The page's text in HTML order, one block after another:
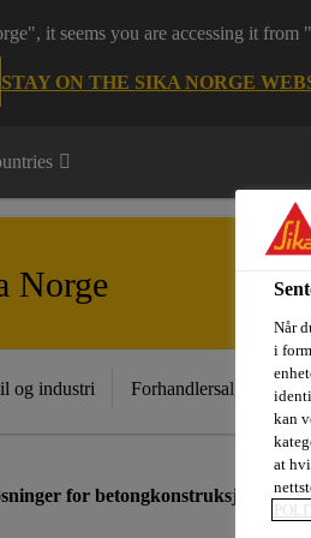
it seems you are accessing it
STAY ON THE SIKA NORGE
Norge
og industri Forhandlersalg
for betongkonstruksjoner
Når
i
kan
at